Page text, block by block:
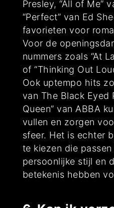
Presley, “All of Me”
“Perfect” van Ed
favorieten voor
Voor de
nummers zoals “At
of “Thinking Out
Ook uptempo hits
van The Black Eyed
Queen” van ABBA
vullen en zorgen
sfeer. Het is echter
te kiezen die
persoonlijke stijl en
betekenis hebben